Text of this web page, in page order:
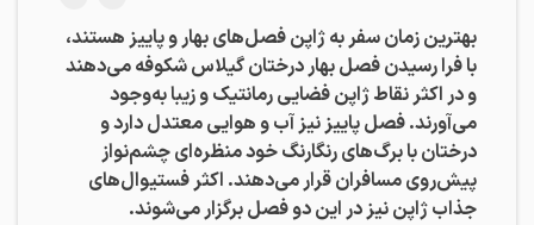
بهترین زمان سفر به ژاپن فصل‌های بهار و پاییز هستند،
با فرا رسیدن فصل بهار درختان گیلاس شکوفه‌ می‌دهند
و در اکثر نقاط ژاپن فضایی رمانتیک و زیبا به‌وجود
می‌آورند. فصل پاییز نیز آب و هوایی معتدل دارد و
درختان با برگ‌های رنگارنگ خود منظره‌ای چشم‌نواز
پیش‌روی مسافران قرار می‌دهند. اکثر فستیوال‌های
جذاب ژاپن نیز در این دو فصل برگزار می‌شوند.